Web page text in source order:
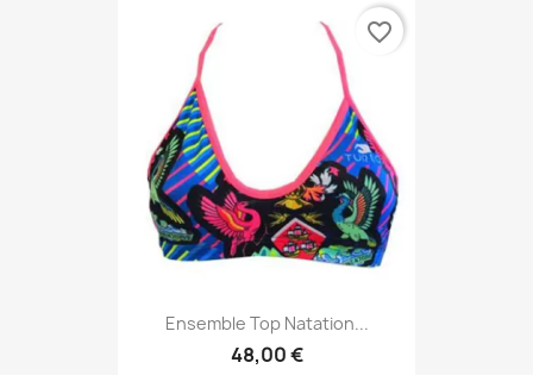
Ensemble Top Natation...
48,00 €
favorite_border